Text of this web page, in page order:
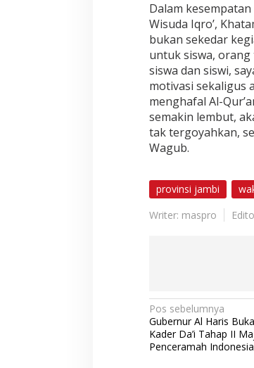
Dalam
Wisuda Iqro’,
bukan sekedar
untuk siswa, orang
siswa dan siswi,
motivasi sekaligus
menghafal Al-
semakin lembut,
tak tergoyahkan,
Wagub.
provinsi jambi
Writer: maspro
N
a
v
Pos sebelumnya
Gubernur Al Haris
Kader Da’i Tahap II
Penceramah Indonesia